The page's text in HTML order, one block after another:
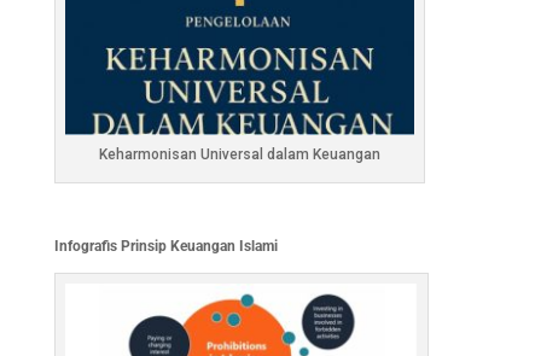
Keharmonisan Universal dalam Keuangan
Infografis Prinsip Keuangan Islami